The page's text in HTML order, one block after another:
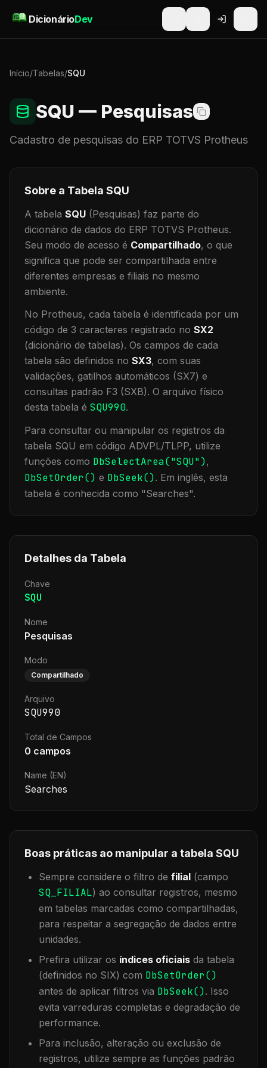
DicionárioDev
Início/Tabelas/SQU
SQU — Pesquisas
Cadastro de pesquisas do ERP TOTVS Protheus
Sobre a Tabela SQU
A tabela SQU (Pesquisas) faz parte do
dicionário de dados do ERP TOTVS Protheus.
Seu modo de acesso é Compartilhado, o que
significa que pode ser compartilhada entre
diferentes empresas e filiais no mesmo
ambiente.
No Protheus, cada tabela é identificada por um
código de 3 caracteres registrado no SX2
(dicionário de tabelas). Os campos de cada
tabela são definidos no SX3, com suas
validações, gatilhos automáticos (SX7) e
consultas padrão F3 (SXB). O arquivo físico
desta tabela é SQU990.
Para consultar ou manipular os registros da
tabela SQU em código ADVPL/TLPP, utilize
funções como DbSelectArea("SQU"),
DbSetOrder() e DbSeek(). Em inglês, esta
tabela é conhecida como "Searches".
Detalhes da Tabela
Chave
SQU
Nome
Pesquisas
Modo
Compartilhado
Arquivo
SQU990
Total de Campos
0 campos
Name (EN)
Searches
Boas práticas ao manipular a tabela SQU
Sempre considere o filtro de filial (campo
SQ_FILIAL) ao consultar registros, mesmo
em tabelas marcadas como compartilhadas,
para respeitar a segregação de dados entre
unidades.
Prefira utilizar os índices oficiais da tabela
(definidos no SIX) com DbSetOrder()
antes de aplicar filtros via DbSeek(). Isso
evita varreduras completas e degradação de
performance.
Para inclusão, alteração ou exclusão de
registros, utilize sempre as funções padrão